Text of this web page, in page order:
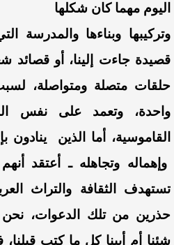
اليوم مهما كان شكلها
وتركيبها وبناءها والمدرسة
قصيدة جاءت إلينا، أو قصائد
حلقات متصلة ومتواصلة،
واحدة،وتعمد على نفس
القاموسية، أما الذين
وإهماله وتجاهله ـ أعتقد
تستهدف الثقافة والتراث
حذرين من تلك الدعوات، نحن
شئنا أم أبينا كل ما كتب